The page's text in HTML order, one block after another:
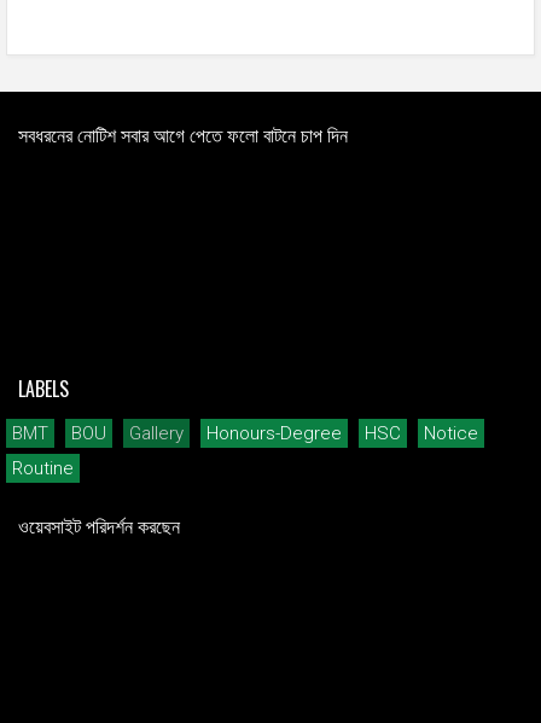
সবধরনের নোটিশ সবার আগে পেতে ফলো বাটনে চাপ দিন
LABELS
BMT BOU Gallery Honours-Degree HSC
Notice
Routine
ওয়েবসাইট পরিদর্শন করছেন